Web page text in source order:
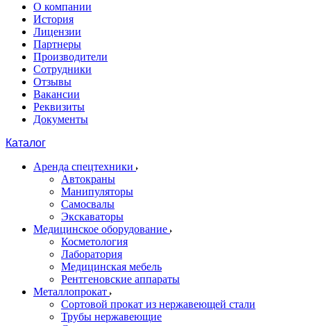
О компании
История
Лицензии
Партнеры
Производители
Сотрудники
Отзывы
Вакансии
Реквизиты
Документы
Каталог
Аренда спецтехники
Автокраны
Манипуляторы
Самосвалы
Экскаваторы
Медицинское оборудование
Косметология
Лаборатория
Медицинская мебель
Рентгеновские аппараты
Металлопрокат
Сортовой прокат из нержавеющей стали
Трубы нержавеющие